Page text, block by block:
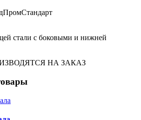
стали с боковыми и нижней
НА ЗАКАЗ